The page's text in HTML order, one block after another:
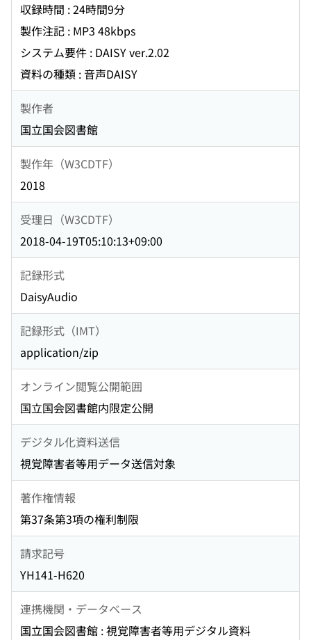
収録時間 : 24時間9分
製作注記 : MP3 48kbps
システム要件 : DAISY ver.2.02
資料の種類 : 音声DAISY
製作者
国立国会図書館
製作年（W3CDTF）
2018
受理日（W3CDTF）
2018-04-19T05:10:13+09:00
記録形式
DaisyAudio
記録形式（IMT）
application/zip
オンライン閲覧公開範囲
国立国会図書館内限定公開
デジタル化資料送信
視覚障害者等用データ送信対象
著作権情報
第37条第3項の権利制限
請求記号
YH141-H620
連携機関・データベース
国立国会図書館 : 視覚障害者等用デジタル資料